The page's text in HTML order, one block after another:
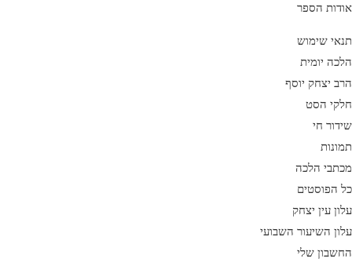
אודות הספר
תנאי שימוש
הלכה יומית
הרב יצחק יוסף
חלקי הסט
שידור חי
תמונות
מכתבי הלכה
כל הפוסטים
עלון עין יצחק
עלון השיעור השבועי
החשבון שלי